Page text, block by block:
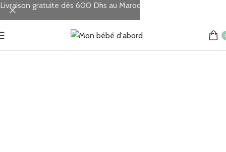
Accueil
Livraison gratuite dès 600 Dhs au Maroc